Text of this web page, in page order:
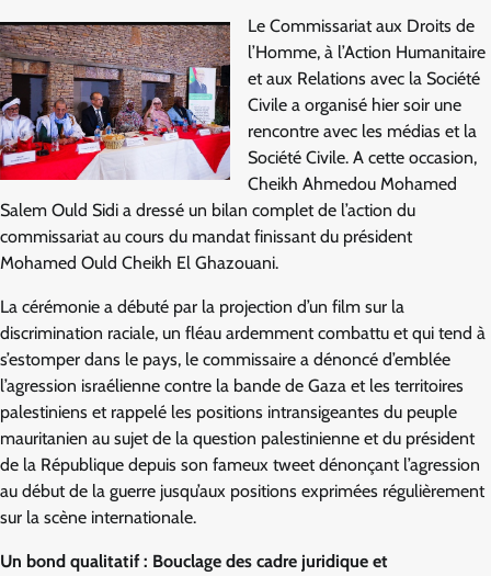
Le Commissariat aux Droits de
l’Homme, à l’Action Humanitaire
et aux Relations avec la Société
Civile a organisé hier soir une
rencontre avec les médias et la
Société Civile. A cette occasion,
Cheikh Ahmedou Mohamed
Salem Ould Sidi a dressé un bilan complet de l’action du
commissariat au cours du mandat finissant du président
Mohamed Ould Cheikh El Ghazouani.
La cérémonie a débuté par la projection d’un film sur la
discrimination raciale, un fléau ardemment combattu et qui tend à
s’estomper dans le pays, le commissaire a dénoncé d’emblée
l’agression israélienne contre la bande de Gaza et les territoires
palestiniens et rappelé les positions intransigeantes du peuple
mauritanien au sujet de la question palestinienne et du président
de la République depuis son fameux tweet dénonçant l’agression
au début de la guerre jusqu’aux positions exprimées régulièrement
sur la scène internationale.
Un bond qualitatif : Bouclage des cadre juridique et